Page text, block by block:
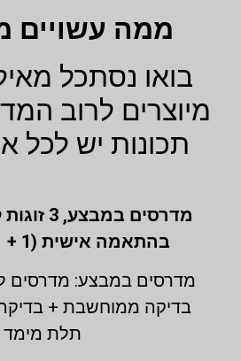
ממה עשויים
בואו נסתכל
מיוצרים לרוב
תכונות יש לכל
מדרסים במבצע,
3
בהתאמה אישית (1 + 1 + 1 חינם)
מדרסים במבצע: מדרסים
בדיקה ממוחשבת + בדיקה
תלת מימד